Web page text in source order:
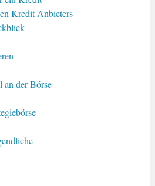
Kredit Anbieters
der Börse